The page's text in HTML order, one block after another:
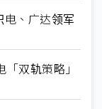
、广达领军
双轨策略」